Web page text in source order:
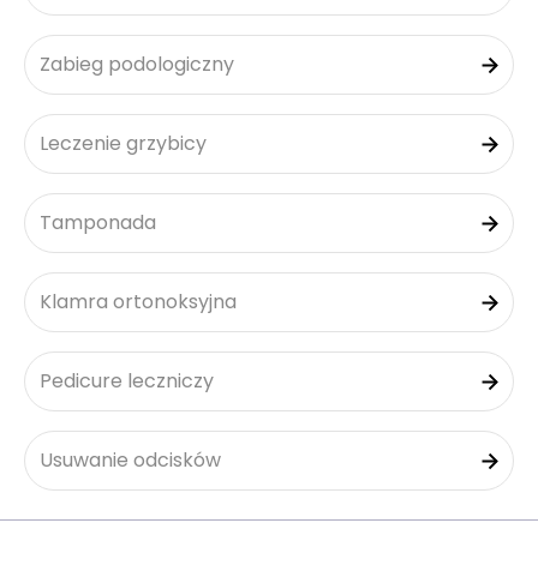
Zabieg podologiczny
Leczenie grzybicy
Tamponada
Klamra ortonoksyjna
Pedicure leczniczy
Usuwanie odcisków